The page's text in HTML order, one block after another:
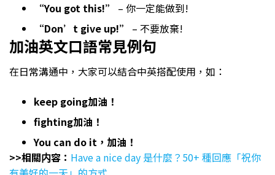
“You got this!”
– 你一定能做到!
“Don’t give up!”
– 不要放棄!
加油英文口語常見例句
在日常溝通中，大家可以結合中英搭配使用，如：
keep going加油！
fighting加油！
You can do it，加油！
>>相關内容： Have a nice day 是什麼？50+ 種回應「祝你